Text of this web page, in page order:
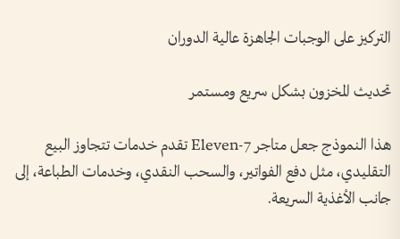
التركيز على الوجبات الجاهزة عالية الدوران
تحديث المخزون بشكل سريع ومستمر
هذا النموذج جعل متاجر 7-Eleven تقدم خدمات تتجاوز البيع
التقليدي، مثل دفع الفواتير، والسحب النقدي، وخدمات الطباعة، إلى
جانب الأغذية السريعة.